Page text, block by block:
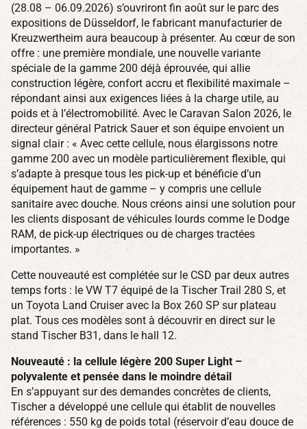
(28.08 – 06.09.2026) s’ouvriront fin août sur le parc des
expositions de Düsseldorf, le fabricant manufacturier de
Kreuzwertheim aura beaucoup à présenter. Au cœur de son
offre : une première mondiale, une nouvelle variante
spéciale de la gamme 200 déjà éprouvée, qui allie
construction légère, confort accru et flexibilité maximale –
répondant ainsi aux exigences liées à la charge utile, au
poids et à l’électromobilité. Avec le Caravan Salon 2026, le
directeur général Patrick Sauer et son équipe envoient un
signal clair : « Avec cette cellule, nous élargissons notre
gamme 200 avec un modèle particulièrement flexible, qui
s’adapte à presque tous les pick-up et bénéficie d’un
équipement haut de gamme – y compris une cellule
sanitaire avec douche. Nous créons ainsi une solution pour
les clients disposant de véhicules lourds comme le Dodge
RAM, de pick-up électriques ou de charges tractées
importantes. »
Cette nouveauté est complétée sur le CSD par deux autres
temps forts : le VW T7 équipé de la Tischer Trail 280 S, et
un Toyota Land Cruiser avec la Box 260 SP sur plateau
plat. Tous ces modèles sont à découvrir en direct sur le
stand Tischer B31, dans le hall 12.
Nouveauté : la cellule légère 200 Super Light –
polyvalente et pensée dans le moindre détail
En s’appuyant sur des demandes concrètes de clients,
Tischer a développé une cellule qui établit de nouvelles
références : 550 kg de poids total (réservoir d’eau douce de